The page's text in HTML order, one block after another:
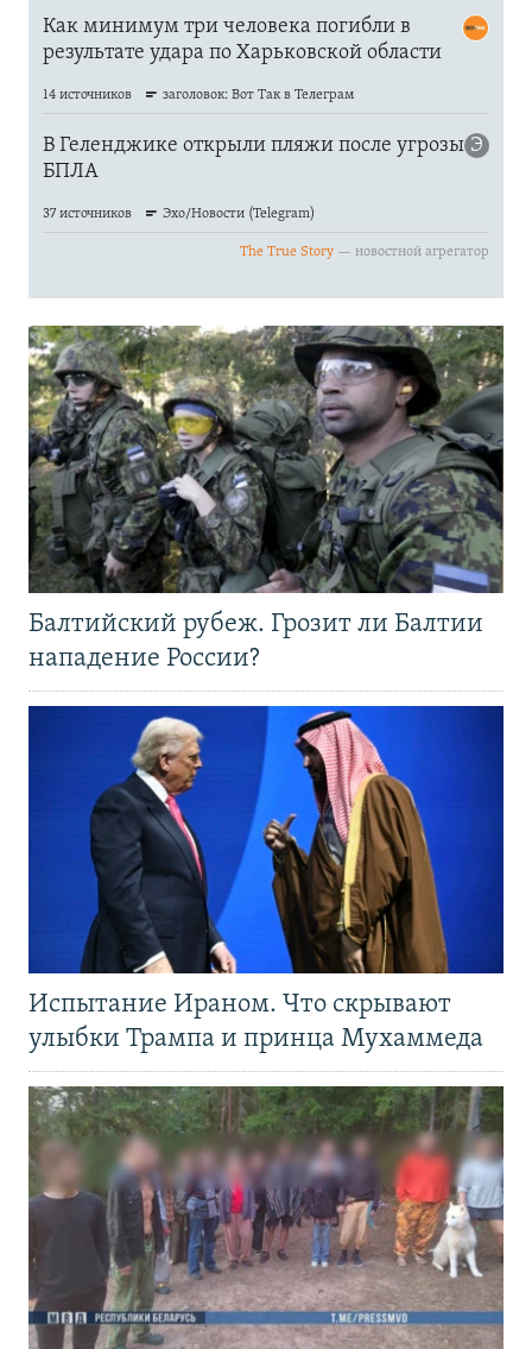
Балтийский рубеж. Грозит ли Балтии
нападение России?
Испытание Ираном. Что скрывают
улыбки Трампа и принца Мухаммеда